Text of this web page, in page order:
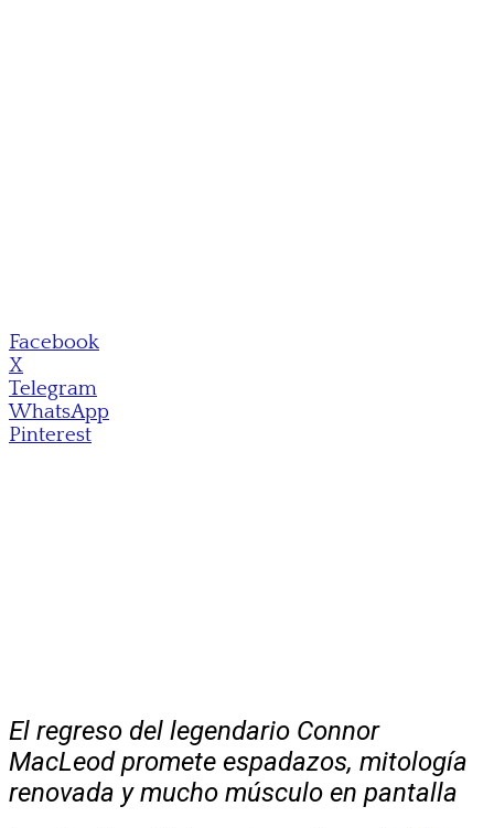
Facebook
X
Telegram
WhatsApp
Pinterest
El regreso del legendario Connor
MacLeod promete espadazos, mitología
renovada y mucho músculo en pantalla